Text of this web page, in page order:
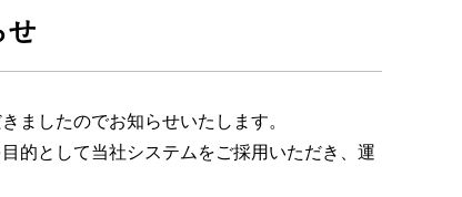
せ
ましたのでお知らせいたします。
的として当社システムをご採用いただき、運